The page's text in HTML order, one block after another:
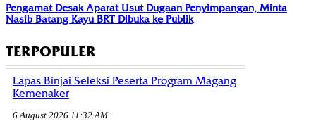
Pengamat Desak Aparat Usut Dugaan Penyimpangan, Minta
Nasib Batang Kayu BRT Dibuka ke Publik
TERPOPULER
Lapas Binjai Seleksi Peserta Program Magang
Kemenaker
6 August 2026 11:32 AM